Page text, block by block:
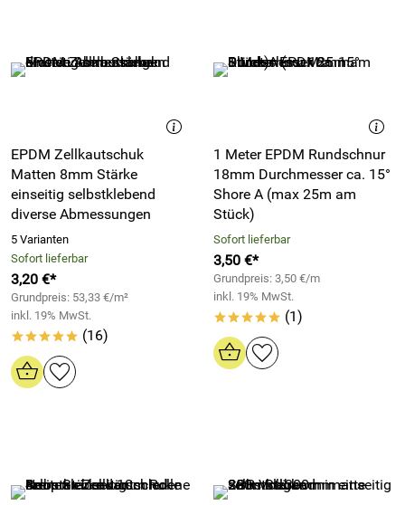
EPDM Zellkautschuk
Matten 8mm Stärke
einseitig selbstklebend
diverse Abmessungen
5 Varianten
Sofort lieferbar
3,20 €*
Grundpreis: 53,33 €/m²
inkl. 19% MwSt.
***** (16)
1 Meter EPDM Rundschnur
18mm Durchmesser ca. 15°
Shore A (max 25m am
Stück)
Sofort lieferbar
3,50 €*
Grundpreis: 3,50 €/m
inkl. 19% MwSt.
***** (1)